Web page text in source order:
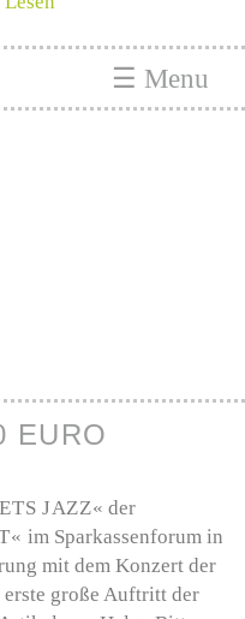
☰ Menu
EURO
JAZZ« der
im Sparkassenforum in
mit dem Konzert der
erste große Auftritt der